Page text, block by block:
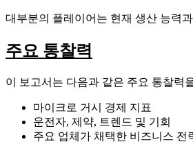
대부분의 플레이어는 현재 생산 능력
주요 통찰력
이 보고서는 다음과 같은 주요 통찰력
마이크로 거시 경제 지표
운전자, 제약, 트렌드 및 기회
주요 업체가 채택한 비즈니스 전